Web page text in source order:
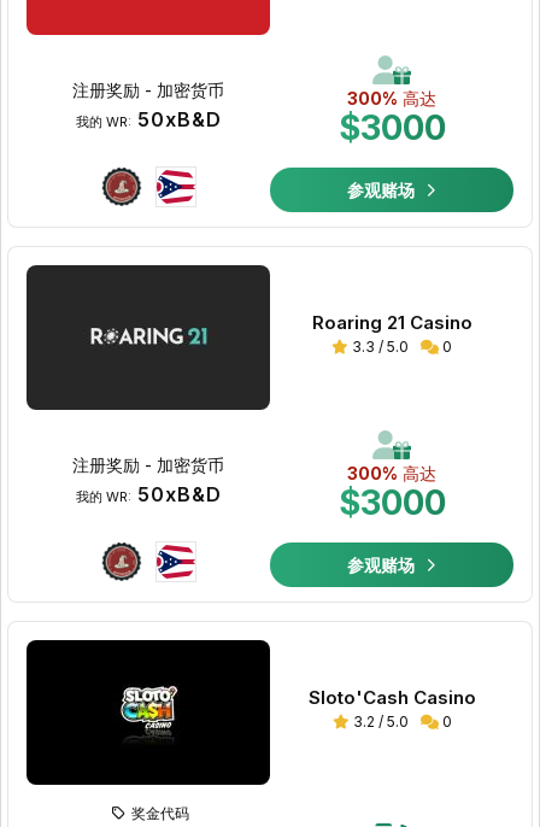
300% 高达
$3000
注册奖励 - 加密货币
我的 WR: 50xB&D
参观赌场
Roaring 21 Casino
3.3 / 5.0 0
300% 高达
$3000
注册奖励 - 加密货币
我的 WR: 50xB&D
参观赌场
Sloto'Cash Casino
3.2 / 5.0 0
奖金代码